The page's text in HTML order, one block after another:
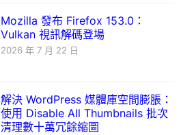
Mozilla 發布 Firefox 153.0：
Vulkan 視訊解碼登場
2026 年 7 月 22 日
解決 WordPress 媒體庫空間膨脹：
使用 Disable All Thumbnails 批次
清理數十萬冗餘縮圖